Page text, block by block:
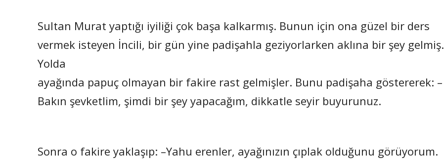
Sultan Murat yaptığı iyiliği çok başa kalkarmış. Bunun için ona güzel bir ders
vermek isteyen İncili, bir gün yine padişahla geziyorlarken aklına bir şey gelmiş.
Yolda
ayağında papuç olmayan bir fakire rast gelmişler. Bunu padişaha göstererek: –
Bakın şevketlim, şimdi bir şey yapacağım, dikkatle seyir buyurunuz.
Sonra o fakire yaklaşıp: –Yahu erenler, ayağınızın çıplak olduğunu görüyorum.